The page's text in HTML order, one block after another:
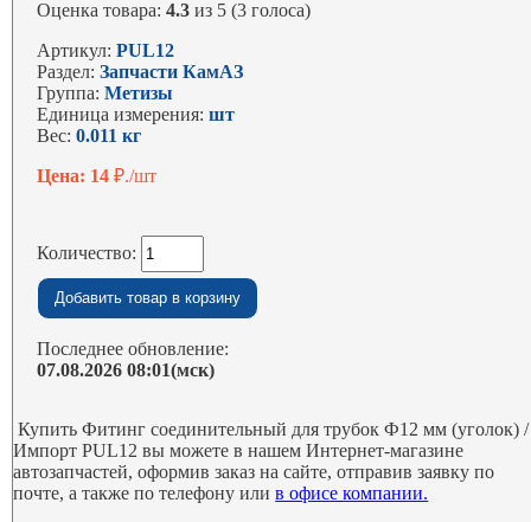
Оценка товара:4.3 из 5 (3 голоса)
Артикул:PUL12
Раздел:Запчасти КамАЗ
Группа:Метизы
Единица измерения:шт
Вес:0.011 кг
Цена: 14₽./шт
Количество:
Последнее обновление:
07.08.2026 08:01(мск)
Купить Фитинг соединительный для трубок Ф12 мм (уголок) /
Импорт PUL12 вы можете в нашем Интернет-магазине
автозапчастей, оформив заказ на сайте, отправив заявку по
почте, а также по телефону илив офисе компании.